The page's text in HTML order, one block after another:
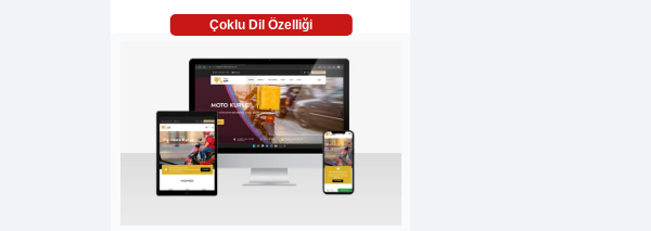
Çoklu Dil Özelliği